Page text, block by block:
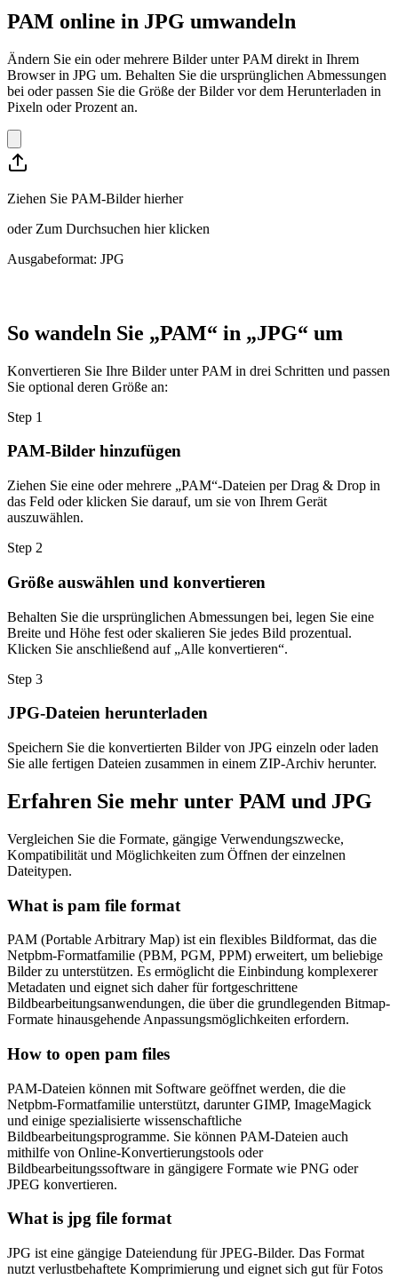
PAM online in JPG umwandeln
Ändern Sie ein oder mehrere Bilder unter PAM direkt in Ihrem
Browser in JPG um. Behalten Sie die ursprünglichen Abmessungen
bei oder passen Sie die Größe der Bilder vor dem Herunterladen in
Pixeln oder Prozent an.
Ziehen Sie PAM-Bilder hierher
oder Zum Durchsuchen hier klicken
Ausgabeformat: JPG
So wandeln Sie „PAM“ in „JPG“ um
Konvertieren Sie Ihre Bilder unter PAM in drei Schritten und passen
Sie optional deren Größe an:
Step 1
PAM-Bilder hinzufügen
Ziehen Sie eine oder mehrere „PAM“-Dateien per Drag & Drop in
das Feld oder klicken Sie darauf, um sie von Ihrem Gerät
auszuwählen.
Step 2
Größe auswählen und konvertieren
Behalten Sie die ursprünglichen Abmessungen bei, legen Sie eine
Breite und Höhe fest oder skalieren Sie jedes Bild prozentual.
Klicken Sie anschließend auf „Alle konvertieren“.
Step 3
JPG-Dateien herunterladen
Speichern Sie die konvertierten Bilder von JPG einzeln oder laden
Sie alle fertigen Dateien zusammen in einem ZIP-Archiv herunter.
Erfahren Sie mehr unter PAM und JPG
Vergleichen Sie die Formate, gängige Verwendungszwecke,
Kompatibilität und Möglichkeiten zum Öffnen der einzelnen
Dateitypen.
What is pam file format
PAM (Portable Arbitrary Map) ist ein flexibles Bildformat, das die
Netpbm-Formatfamilie (PBM, PGM, PPM) erweitert, um beliebige
Bilder zu unterstützen. Es ermöglicht die Einbindung komplexerer
Metadaten und eignet sich daher für fortgeschrittene
Bildbearbeitungsanwendungen, die über die grundlegenden Bitmap-
Formate hinausgehende Anpassungsmöglichkeiten erfordern.
How to open pam files
PAM-Dateien können mit Software geöffnet werden, die die
Netpbm-Formatfamilie unterstützt, darunter GIMP, ImageMagick
und einige spezialisierte wissenschaftliche
Bildbearbeitungsprogramme. Sie können PAM-Dateien auch
mithilfe von Online-Konvertierungstools oder
Bildbearbeitungssoftware in gängigere Formate wie PNG oder
JPEG konvertieren.
What is jpg file format
JPG ist eine gängige Dateiendung für JPEG-Bilder. Das Format
nutzt verlustbehaftete Komprimierung und eignet sich gut für Fotos